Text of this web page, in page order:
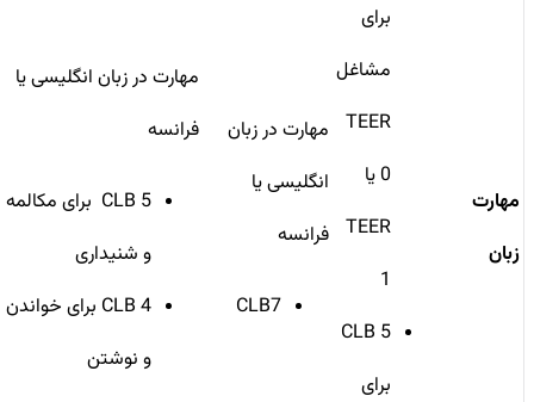
مهارت
زبان
برای
مشاغل
TEER
0 یا
TEER
CLB 5
برای
مهارت در زبان
انگلیسی یا
فرانسه
CLB7
مهارت‌ در زبان انگلیسی یا
فرانسه
CLB 5 برای مکالمه
و شنیداری
CLB 4 برای خواندن
و نوشتن